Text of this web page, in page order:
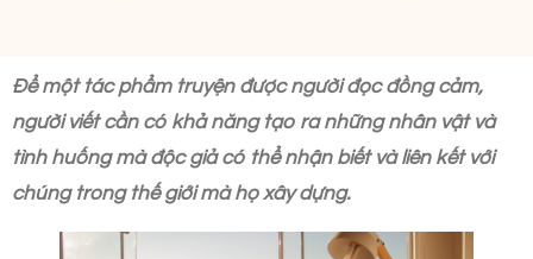
Để một tác phẩm truyện được người đọc đồng cảm,
người viết cần có khả năng tạo ra những nhân vật và
tình huống mà độc giả có thể nhận biết và liên kết với
chúng trong thế giới mà họ xây dựng.